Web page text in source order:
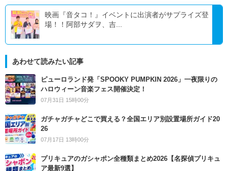
映画『音タコ！』イベントに出演者がサプライズ登
場！！阿部サダヲ、吉...
あわせて読みたい記事
ピューロランド発「SPOOKY PUMPKIN 2026」一夜限りの
ハロウィーン音楽フェス開催決定！
07月31日 15時00分
ガチャガチャどこで買える？全国エリア別設置場所ガイド20
26
07月17日 13時00分
プリキュアのガシャポン全種類まとめ2026【名探偵プリキュ
ア最新9選】